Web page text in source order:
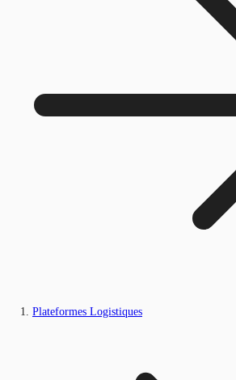
Plateformes Logistiques